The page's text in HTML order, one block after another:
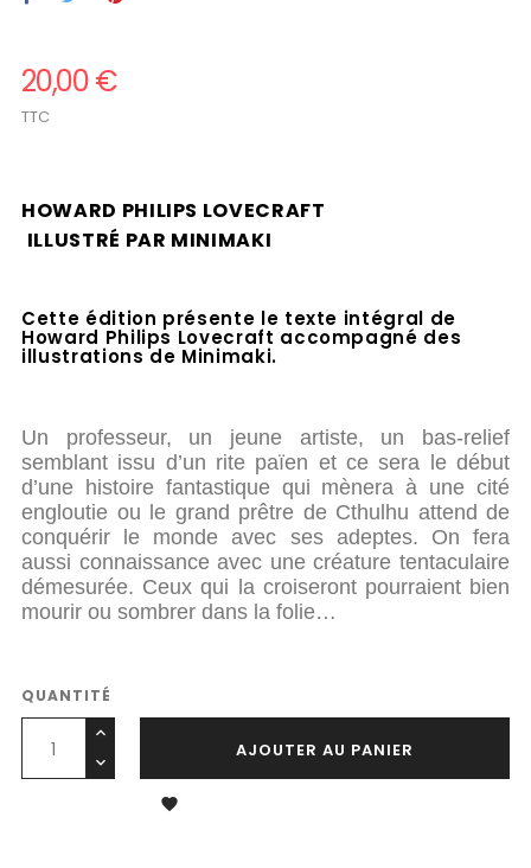
20,00 €
TTC
HOWARD PHILIPS LOVECRAFT
ILLUSTRÉ PAR MINIMAKI
Cette édition présente le texte intégral de
Howard Philips Lovecraft accompagné des
illustrations de Minimaki.
Un professeur, un jeune artiste, un bas-relief
semblant issu d’un rite païen et ce sera le début
d’une histoire fantastique qui mènera à une cité
engloutie ou le grand prêtre de Cthulhu attend de
conquérir le monde avec ses adeptes. On fera
aussi connaissance avec une créature tentaculaire
démesurée. Ceux qui la croiseront pourraient bien
mourir ou sombrer dans la folie…
QUANTITÉ
AJOUTER AU PANIER
